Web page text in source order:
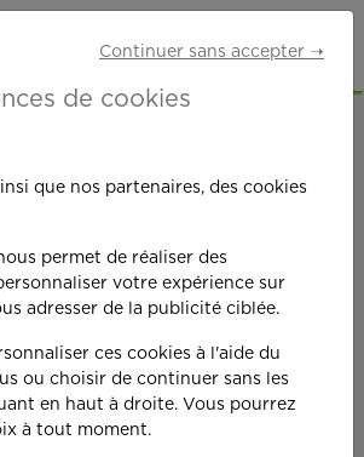
toujours plus
Continuer sans accepter ➝
de cookies
que nos partenaires, des cookies
permet de réaliser des
votre expérience sur
adresser de la publicité ciblée.
ces cookies à l'aide du
ou choisir de continuer sans les
en haut à droite. Vous pourrez
à tout moment.